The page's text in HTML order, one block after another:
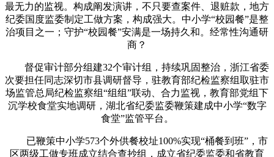
最无力的监视。构成阐发演讲，不只要查案件、退赃款，地方
纪委国度监委制定工做方案，构成强大。中小学“校园餐”是整
治项目之一；守护“校园餐”安满是一场持久和。经常性沟通研
商？
督促审计部分组建32个审计组，持续巩固整治，浙江省委
次要担任同志深切市县调研督导，驻教育部纪检监察组取驻市
场监管总局纪检监察组“组组”联动、合力监视，教育部党组下
沉学校食堂实地调研，湖北省纪委监委鞭策建成中小学“数字
食堂”监管平台。
已鞭策中小学573个外供餐校址100%实现“桶餐到班”，市
区两级工做专班成立结合查抄组，成立省纪委监委和省教育